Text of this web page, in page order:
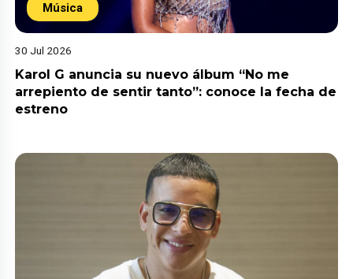
Música
30 Jul 2026
Karol G anuncia su nuevo álbum “No me
arrepiento de sentir tanto”: conoce la fecha de
estreno